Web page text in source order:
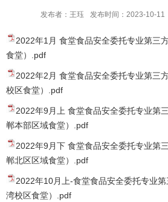
发布者：王珏 发布时间：2023-10-11
2022年1月 食堂食品安全委托专业第三
食堂）.pdf
2022年2月 食堂食品安全委托专业第三
校区食堂）.pdf
2022年9月上 食堂食品安全委托专业第
郸本部区域食堂）.pdf
2022年9月下 食堂食品安全委托专业第
郸北区区域食堂）.pdf
2022年10月上-食堂食品安全委托专业
湾校区食堂）.pdf